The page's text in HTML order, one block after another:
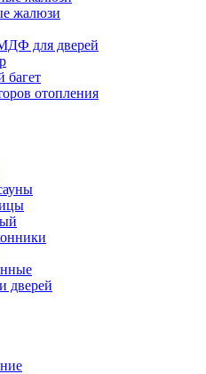
жалюзи
для дверей
багет
отопления
дверей